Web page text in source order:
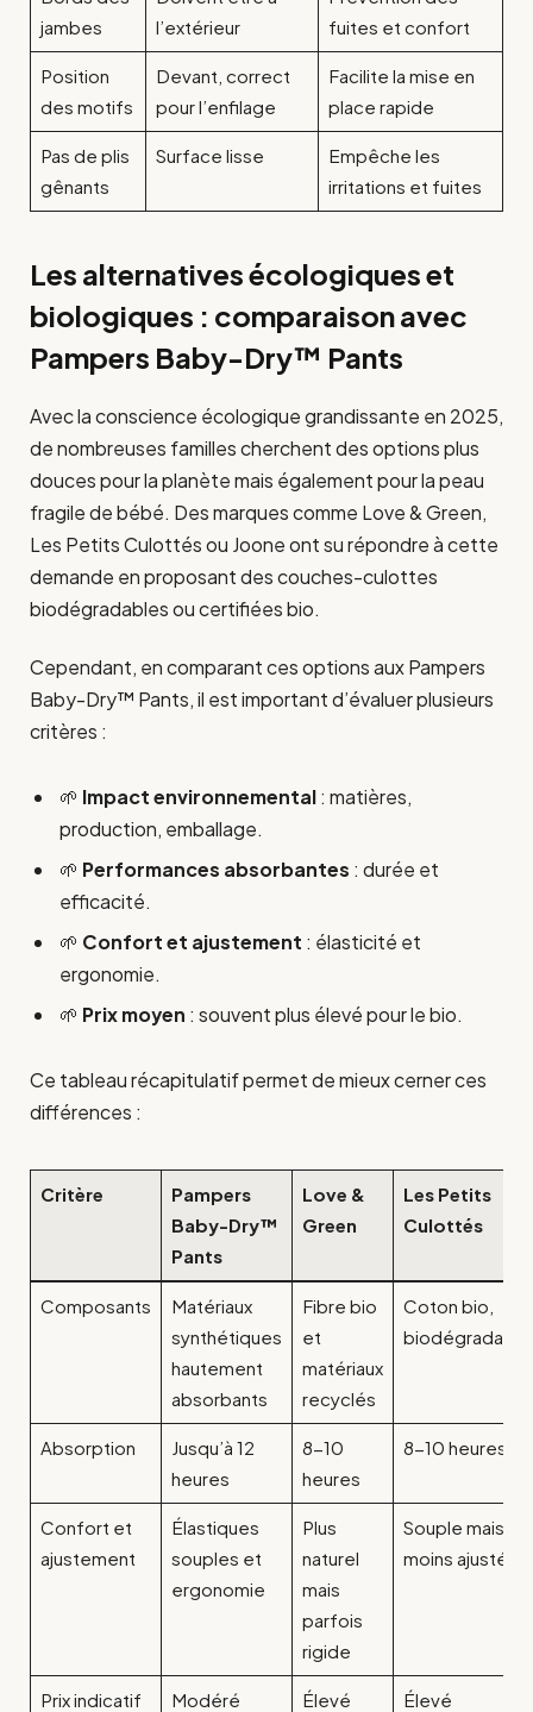
jambes
l’extérieur
fuites et confort
Position
des motifs
Devant, correct
pour l’enfilage
Facilite la mise en
place rapide
Pas de plis
gênants
Surface lisse
Empêche les
irritations et fuites
Les alternatives écologiques et
biologiques : comparaison avec
Pampers Baby-Dry™ Pants
Avec la conscience écologique grandissante en 2025,
de nombreuses familles cherchent des options plus
douces pour la planète mais également pour la peau
fragile de bébé. Des marques comme Love & Green,
Les Petits Culottés ou Joone ont su répondre à cette
demande en proposant des couches-culottes
biodégradables ou certifiées bio.
Cependant, en comparant ces options aux Pampers
Baby-Dry™ Pants, il est important d’évaluer plusieurs
critères :
🌱 Impact environnemental: matières,
production, emballage.
🌱 Performances absorbantes : durée et
efficacité.
🌱 Confort et ajustement : élasticité et
ergonomie.
🌱 Prix moyen : souvent plus élevé pour le bio.
Ce tableau récapitulatif permet de mieux cerner ces
différences :
Critère
Pampers
Baby-Dry™
Pants
Love &
Green
Les Petits
Culottés
Composants
Matériaux
synthétiques
hautement
absorbants
Fibre bio
et
matériaux
recyclés
Coton bio,
Absorption
Jusqu’à 12
heures
8-10
heures
8-10 heures
Confort et
ajustement
Élastiques
souples et
ergonomie
Plus
naturel
mais
parfois
rigide
Souple mais
moins ajusté
Prix indicatif Modéré Élevé Élevé